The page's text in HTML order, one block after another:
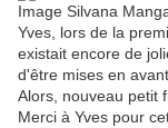
Image Silvana
Yves, lors de la
existait encore de
d'être mises en avant.
Alors, nouveau petit
Merci à Yves pour